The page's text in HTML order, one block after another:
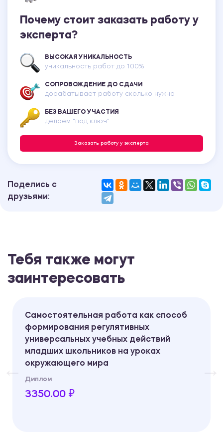
Почему стоит заказать работу у
эксперта?
ВЫСОКАЯ УНИКАЛЬНОСТЬ
уникальность работ до 100%
СОПРОВОЖДЕНИЕ ДО СДАЧИ
дорабатывает работу сколько нужно
БЕЗ ВАШЕГО УЧАСТИЯ
делаем "под ключ"
Заказать работу у эксперта
Поделись с
друзьями:
Тебя также могут
заинтересовать
Самостоятельная работа как способ
формирования регулятивных
универсальных учебных действий
младших школьников на уроках
окружающего мира
Диплом
3350.00 ₽